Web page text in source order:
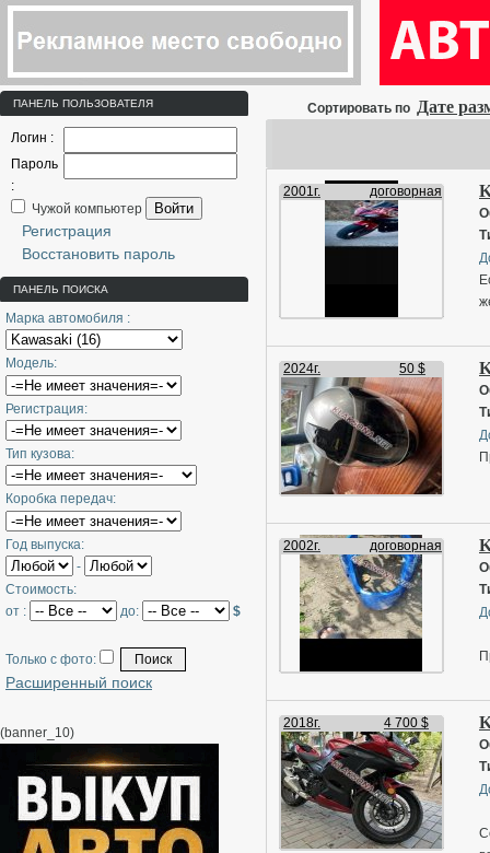
ПАНЕЛЬ ПОЛЬЗОВАТЕЛЯ
Логин :
Пароль
:
Чужой компьютер
Войти
Регистрация
Восстановить пароль
ПАНЕЛЬ ПОИСКА
Марка автомобиля :
Модель:
Регистрация:
Тип кузова:
Коробка передач:
Год выпуска:
-
Стоимость:
от :
до: $
Только с фото:
Расширенный поиск
(banner_10)
Сортировать по Дате
2001г. договорная
2024г. 50 $
2002г. договорная
2018г. 4 700 $